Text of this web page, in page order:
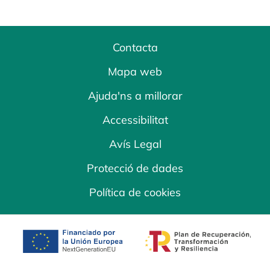
Contacta
Mapa web
Ajuda'ns a millorar
Accessibilitat
Avís Legal
Protecció de dades
Política de cookies
opens in a new tab opens in a new